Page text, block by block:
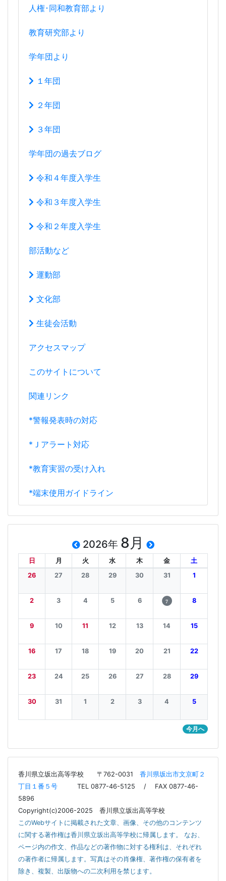
人権･同和教育部より
教育研究部より
学年団より
１年団
２年団
３年団
学年団の過去ブログ
令和４年度入学生
令和３年度入学生
令和２年度入学生
部活動など
運動部
文化部
生徒会活動
アクセスマップ
このサイトについて
関連リンク
*警報発表時の対応
*Ｊアラート対応
*教育実習の受け入れ
*端末使用ガイドライン
2026年 8月
日 月 火 水 木 金
土
26
27 28 29 30 31 1
2 3 4 5 6 7 8
9 10 11 12 13 14 15
16 17 18 19 20 21 22
23 24 25 26 27 28 29
30 31 1 2 3 4 5
今月へ
香川県立坂出高等学校 〒762-0031 香川県坂出市文京町２
丁目１番５号 TEL 0877-46-5125 / FAX 0877-46-
5896
Copyright(c)2006-2025 香川県立坂出高等学校
このWebサイトに掲載された文章、画像、その他のコンテンツ
に関する著作権は香川県立坂出高等学校に帰属します。 なお、
ページ内の作文、作品などの著作物に対する権利は、それぞれ
の著作者に帰属します。写真はその肖像権、著作権の保有者を
除き、複製、出版物への二次利用を禁じます。